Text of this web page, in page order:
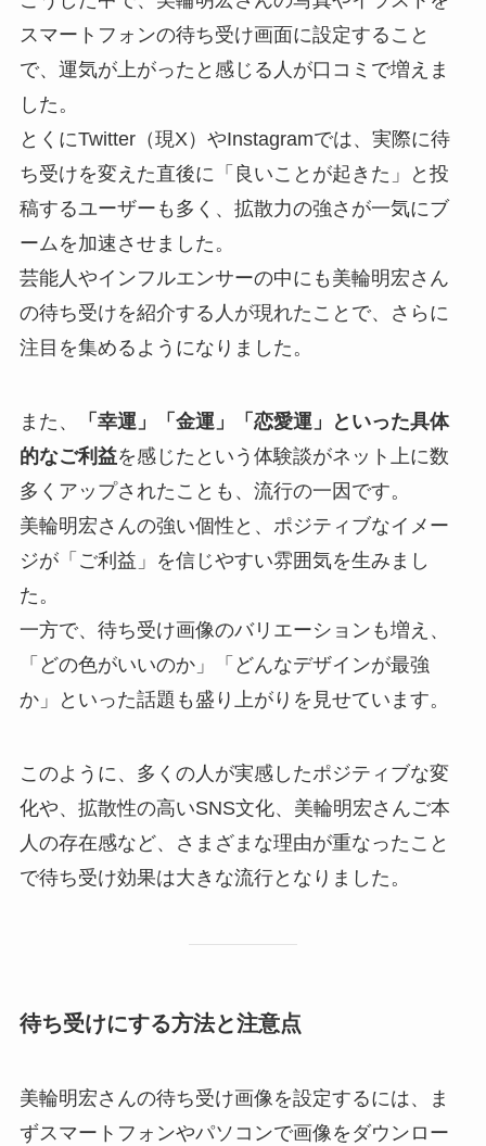
スマートフォンの待ち受け画面に設定すること
で、運気が上がったと感じる人が口コミで増えま
した。
とくにTwitter（現X）やInstagramでは、実際に待
ち受けを変えた直後に「良いことが起きた」と投
稿するユーザーも多く、拡散力の強さが一気にブ
ームを加速させました。
芸能人やインフルエンサーの中にも美輪明宏さん
の待ち受けを紹介する人が現れたことで、さらに
注目を集めるようになりました。
また、
「幸運」「金運」「恋愛運」といった具体
的なご利益を感じたという体験談がネット上に数
多くアップされたことも、流行の一因です。
美輪明宏さんの強い個性と、ポジティブなイメー
ジが「ご利益」を信じやすい雰囲気を生みまし
た。
一方で、待ち受け画像のバリエーションも増え、
「どの色がいいのか」「どんなデザインが最強
か」といった話題も盛り上がりを見せています。
このように、多くの人が実感したポジティブな変
化や、拡散性の高いSNS文化、美輪明宏さんご本
人の存在感など、さまざまな理由が重なったこと
で待ち受け効果は大きな流行となりました。
待ち受けにする方法と注意点
美輪明宏さんの待ち受け画像を設定するには、ま
ずスマートフォンやパソコンで画像をダウンロー